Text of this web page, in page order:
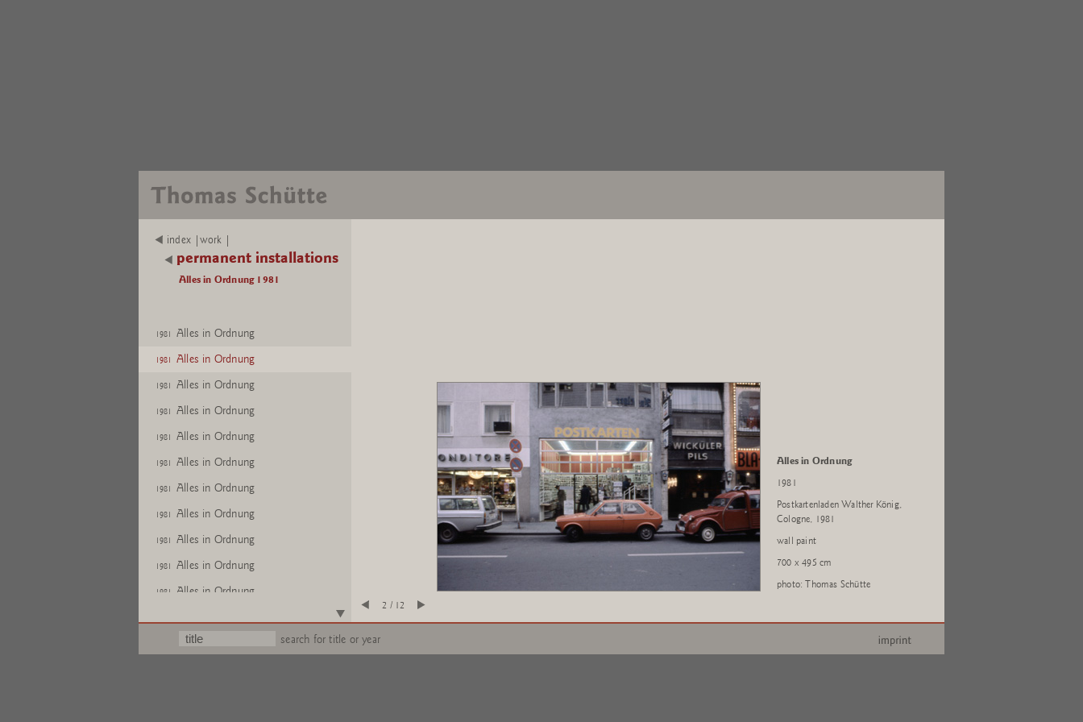
index |work |
permanent installations
Alles in Ordnung 1981
1981 Alles in Ordnung
1981 Alles in Ordnung
1981 Alles in Ordnung
1981 Alles in Ordnung
1981 Alles in Ordnung
1981 Alles in Ordnung
1981 Alles in Ordnung
1981 Alles in Ordnung
1981 Alles in Ordnung
1981 Alles in Ordnung
1981
Alles in Ordnung
Alles in Ordnung
1981
Postkartenladen Walther König,
Cologne, 1981
wall paint
700 x 495 cm
photo: Thomas Schütte
2 / 12
search for title or year